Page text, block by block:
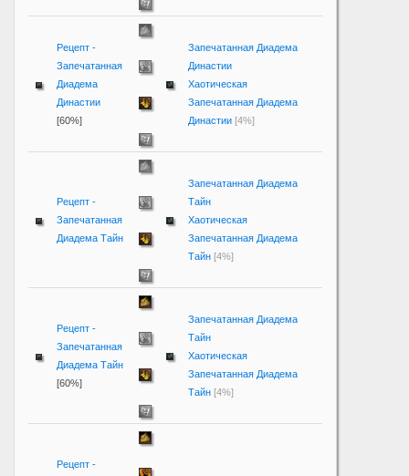
Рецепт -
Запечатанная
Диадема
Династии
[60%]
Запечатанная Диадема
Династии
Хаотическая
Запечатанная Диадема
Династии [4%]
Рецепт -
Запечатанная
Диадема Тайн
Запечатанная Диадема
Тайн
Хаотическая
Запечатанная Диадема
Тайн [4%]
Рецепт -
Запечатанная
Диадема Тайн
[60%]
Запечатанная Диадема
Тайн
Хаотическая
Запечатанная Диадема
Тайн [4%]
Рецепт -